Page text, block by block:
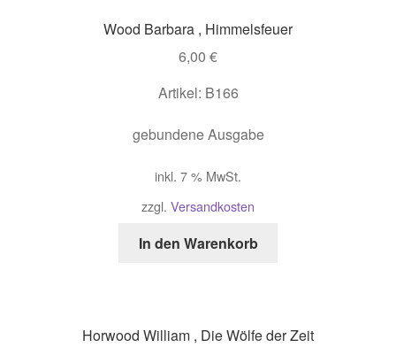
Wood Barbara , Himmelsfeuer
6,00 €
Artikel: B166
gebundene Ausgabe
inkl. 7 % MwSt.
zzgl. Versandkosten
In den Warenkorb
Horwood William , Die Wölfe der Zeit